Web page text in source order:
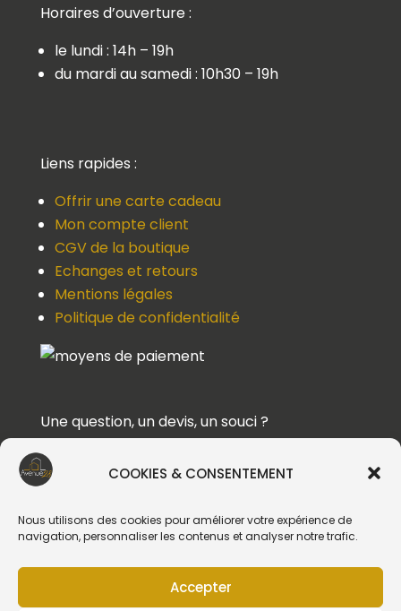
COOKIES & CONSENTEMENT
Nous utilisons des cookies pour améliorer votre expérience de
navigation, personnaliser les contenus et analyser notre trafic.
Accepter
Horaires d’ouverture :
le lundi : 14h – 19h
du mardi au samedi : 10h30 – 19h
Liens rapides :
Offrir une carte cadeau
Mon compte client
CGV de la boutique
Echanges et retours
Mentions légales
Politique de confidentialité
Une question, un devis, un souci ?